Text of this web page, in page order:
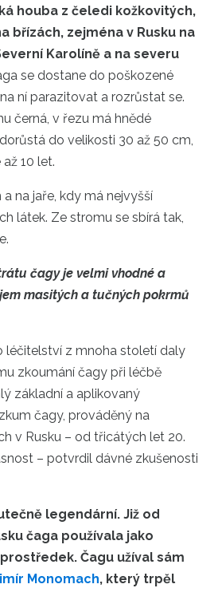
houba z čeledi kožkovitých,
břízách, zejména v Rusku na
Karolíně a na severu
se dostane do poškozené
ní parazitovat a rozrůstat se.
černá, v řezu má hnědé
do velikosti 30 až 50 cm,
10 let.
na jaře, kdy má nejvyšší
látek. Ze stromu se sbírá tak,
čagy je velmi vhodné a
masitých a tučných pokrmů
léčitelství z mnoha století daly
zkoumání čagy při léčbě
základní a aplikovaný
čagy, prováděný na
v Rusku – od třicátých let 20.
– potvrdil dávné zkušenosti
legendární. Již od
čaga používala jako
Čagu užíval sám
Monomach, který trpěl